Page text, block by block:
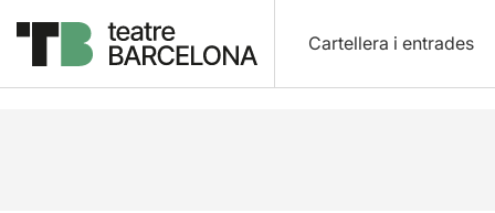
Cartellera i entrades
Descripció Fitxa artística Fotos i vídeos